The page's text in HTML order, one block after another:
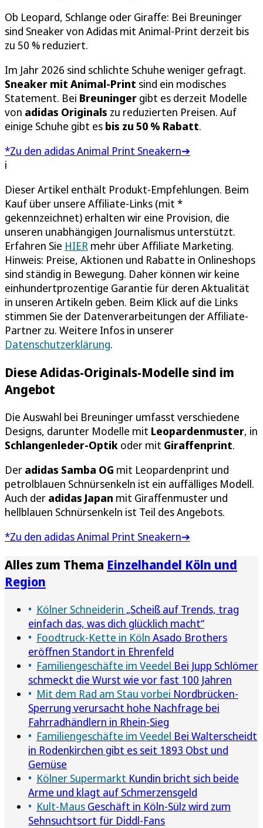
Ob Leopard, Schlange oder Giraffe: Bei Breuninger
sind Sneaker von Adidas mit Animal-Print derzeit bis
zu 50 % reduziert.
Im Jahr 2026 sind schlichte Schuhe weniger gefragt.
Sneaker mit Animal-Print sind ein modisches
Statement. Bei Breuninger gibt es derzeit Modelle
von adidas Originals zu reduzierten Preisen. Auf
einige Schuhe gibt es bis zu 50 % Rabatt.
*Zu den adidas Animal Print Sneakern➔
i
Dieser Artikel enthält Produkt-Empfehlungen. Beim
Kauf über unsere Affiliate-Links (mit *
gekennzeichnet) erhalten wir eine Provision, die
unseren unabhängigen Journalismus unterstützt.
Erfahren Sie HIER mehr über Affiliate Marketing.
Hinweis: Preise, Aktionen und Rabatte in Onlineshops
sind ständig in Bewegung. Daher können wir keine
einhundertprozentige Garantie für deren Aktualität
in unseren Artikeln geben. Beim Klick auf die Links
stimmen Sie der Datenverarbeitungen der Affiliate-
Partner zu. Weitere Infos in unserer
Datenschutzerklärung.
Diese Adidas-Originals-Modelle sind im
Angebot
Die Auswahl bei Breuninger umfasst verschiedene
Designs, darunter Modelle mit Leopardenmuster, in
Schlangenleder-Optik oder mit Giraffenprint.
Der adidas Samba OG mit Leopardenprint und
petrolblauen Schnürsenkeln ist ein auffälliges Modell.
Auch der adidas Japan mit Giraffenmuster und
hellblauen Schnürsenkeln ist Teil des Angebots.
*Zu den adidas Animal Print Sneakern➔
Alles zum Thema Einzelhandel Köln und
Region
Kölner Schneiderin „Scheiß auf Trends, trag
einfach das, was dich glücklich macht“
Foodtruck-Kette in Köln Asado Brothers
eröffnen Standort in Ehrenfeld
Familiengeschäfte im Veedel Bei Jupp Schlömer
schmeckt die Wurst wie vor fast 100 Jahren
Mit dem Rad am Stau vorbei Nordbrücken-
Sperrung verursacht hohe Nachfrage bei
Fahrradhändlern in Rhein-Sieg
Familiengeschäfte im Veedel Bei Walterscheidt
in Rodenkirchen gibt es seit 1893 Obst und
Gemüse
Kölner Supermarkt Kundin bricht sich beide
Arme und klagt auf Schmerzensgeld
Kult-Maus Geschäft in Köln-Sülz wird zum
Sehnsuchtsort für Diddl-Fans